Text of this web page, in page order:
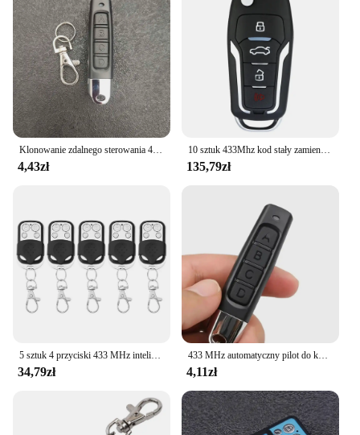
efficiency, with a focus on durability and ease of
use. This product is an excellent choice for those
looking to streamline their home automation
systems without compromising on quality or
functionality.
Klonowanie zdalnego sterowania 4 kanały kopiują pilot 433MHZ kod klonu stały kod nauki do bramy samochodu drzwi garażowe
4,43zł
10 sztuk 433Mhz kod stały zamiennik zdalnego powielacza elektryczne drzwi garażowe wymiana klonowanie Cloner kopiuj kontroler otwieracz 4 kanały
135,79zł
5 sztuk 4 przyciski 433 MHz inteligentne kopiowanie powielacz pilot 4 przyciski elektryczne drzwi garażowe brama zdalne klonowanie mechanizm otwierania drzwi
34,79zł
433 MHz automatyczny pilot do kopiowania elektryczny mechanizm otwierania drzwi garażowych pilot powielacz klon klonowanie kod 4 klucze nadajnik
4,11zł